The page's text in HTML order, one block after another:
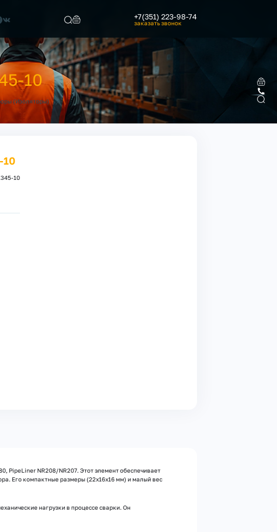
+7(351) 223-98-74
заказать звонок
10
(Изоляторы)
/
10
10
PipeLiner NR208/NR207. Этот элемент обеспечивает
Его компактные размеры (22x16x16 мм) и малый вес
нагрузки в процессе сварки. Он